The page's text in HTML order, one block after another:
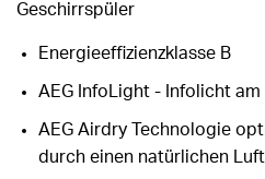
Geschirrspüler
Energieeffizienzklasse B
AEG InfoLight - Infolicht am
AEG Airdry Technologie
durch einen natürlichen